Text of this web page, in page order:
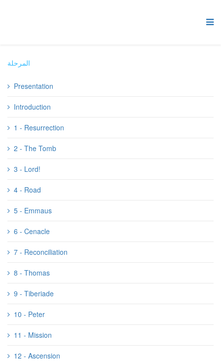
المرحلة
Presentation
Introduction
1 - Resurrection
2 - The Tomb
3 - Lord!
4 - Road
5 - Emmaus
6 - Cenacle
7 - Reconciliation
8 - Thomas
9 - Tiberiade
10 - Peter
11 - Mission
12 - Ascension